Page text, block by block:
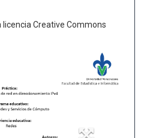
licencia Creative Commons